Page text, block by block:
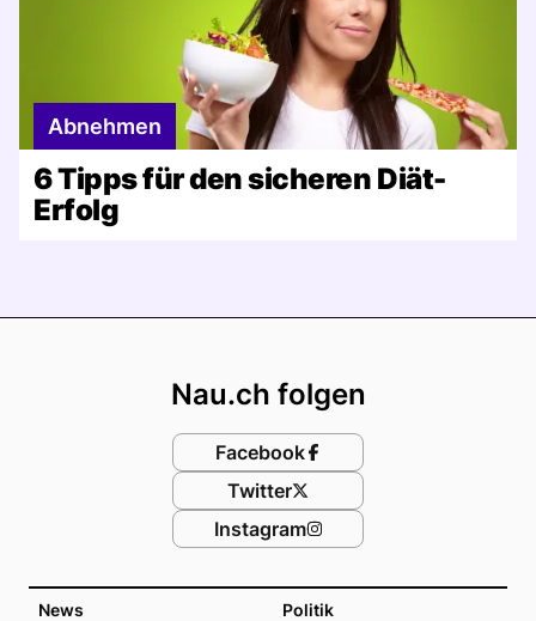
Abnehmen
6 Tipps für den sicheren Diät-
Erfolg
News Politik
Nau.ch folgen
Facebook
Twitter
Instagram